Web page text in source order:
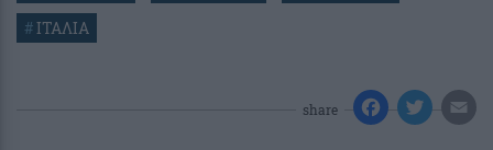
#ΙΤΑΛΙΑ
share